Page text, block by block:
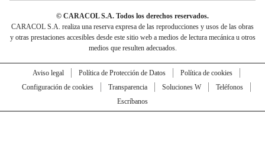
© CARACOL S.A. Todos los derechos reservados.
CARACOL S.A. realiza una reserva expresa de las reproducciones y usos de las obras
y otras prestaciones accesibles desde este sitio web a medios de lectura mecánica u otros
medios que resulten adecuados.
Aviso legal Política de Protección de Datos
Política de cookies
Configuración de cookies
Transparencia Soluciones W
Teléfonos
Escríbanos